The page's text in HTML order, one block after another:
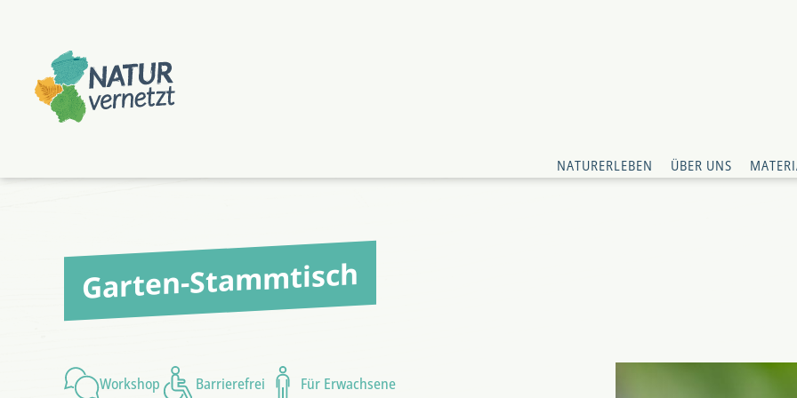
springen
springen
NATURERLEBEN ÜBER UNS
Garten-Stammtisch
Workshop Barrierefrei Für Erwachsene